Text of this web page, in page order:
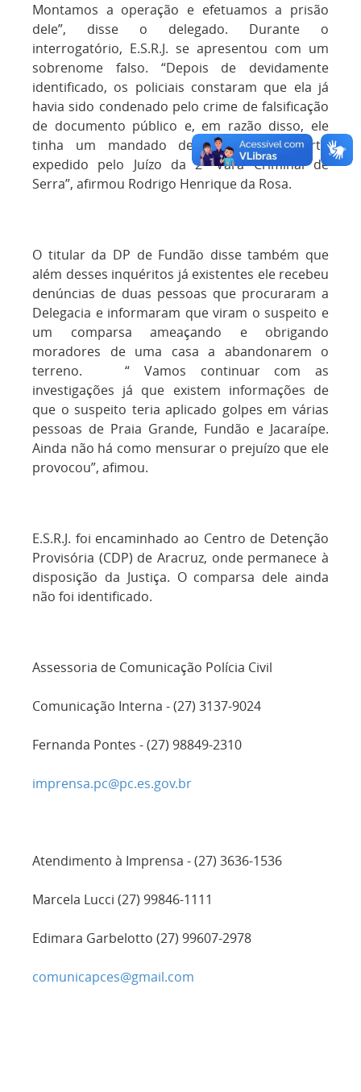
Montamos a operação e efetuamos a prisão
dele”, disse o delegado. Durante o
interrogatório, E.S.R.J. se apresentou com um
sobrenome falso. “Depois de devidamente
identificado, os policiais constaram que ela já
havia sido condenado pelo crime de falsificação
de documento público e, em razão disso, ele
tinha um mandado de prisão em aberto
expedido pelo Juízo da 2ª Vara Criminal de
Serra”, afirmou Rodrigo Henrique da Rosa.
O titular da DP de Fundão disse também que
além desses inquéritos já existentes ele recebeu
denúncias de duas pessoas que procuraram a
Delegacia e informaram que viram o suspeito e
um comparsa ameaçando e obrigando
moradores de uma casa a abandonarem o
terreno. “ Vamos continuar com as
investigações já que existem informações de
que o suspeito teria aplicado golpes em várias
pessoas de Praia Grande, Fundão e Jacaraípe.
Ainda não há como mensurar o prejuízo que ele
provocou”, afimou.
E.S.R.J. foi encaminhado ao Centro de Detenção
Provisória (CDP) de Aracruz, onde permanece à
disposição da Justiça. O comparsa dele ainda
não foi identificado.
Assessoria de Comunicação Polícia Civil
Comunicação Interna - (27) 3137-9024
Fernanda Pontes - (27) 98849-2310
imprensa.pc@pc.es.gov.br
Atendimento à Imprensa - (27) 3636-1536
Marcela Lucci (27) 99846-1111
Edimara Garbelotto (27) 99607-2978
comunicapces@gmail.com